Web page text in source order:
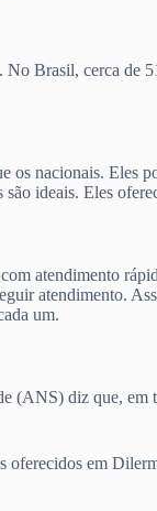
Brasil, cerca
nacionais. Eles
ideais. Eles
atendimento
atendimento.
um.
diz que,
em